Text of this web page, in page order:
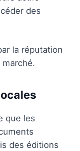
des
la réputation
que les
des éditions